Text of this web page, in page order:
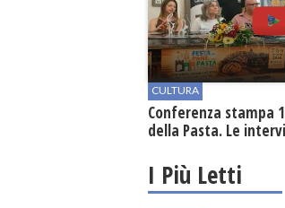
CULTURA
Conferenza stampa
della Pasta. Le
I Più Letti